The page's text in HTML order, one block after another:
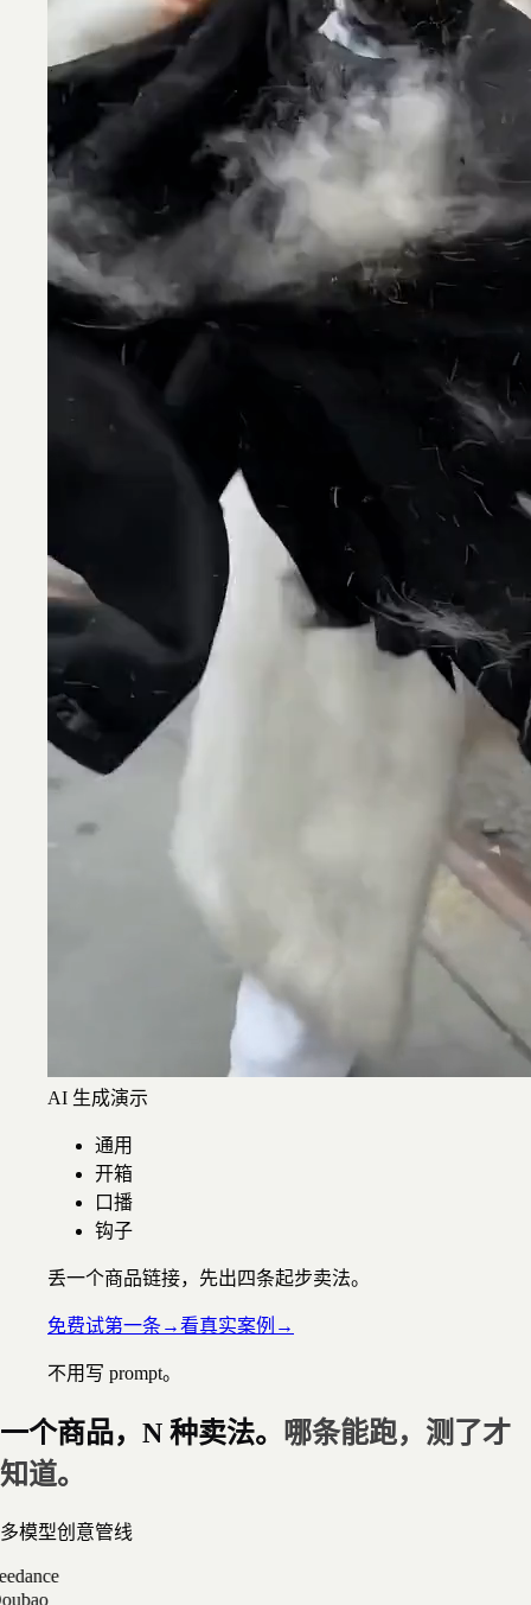
AI 生成演示
通用
开箱
口播
钩子
丢一个商品链接，先出四条起步卖法。
免费试第一条 →看真实案例 →
不用写 prompt。
一个商品，N 种卖法。 哪条能跑，测了才
知道。
多模型创意管线